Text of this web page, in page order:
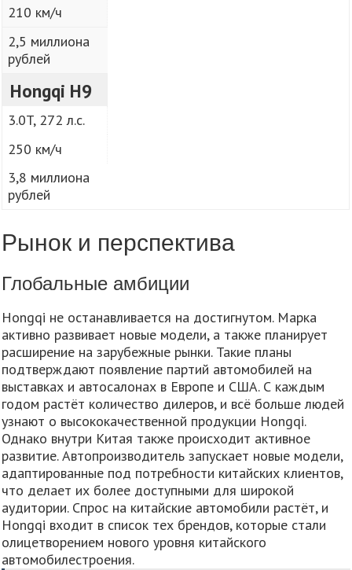
210 км/ч
2,5 миллиона
рублей
Hongqi H9
3.0T, 272 л.с.
250 км/ч
3,8 миллиона
рублей
Рынок и перспектива
Глобальные амбиции
Hongqi не останавливается на достигнутом. Марка
активно развивает новые модели, а также планирует
расширение на зарубежные рынки. Такие планы
подтверждают появление партий автомобилей на
выставках и автосалонах в Европе и США. С каждым
годом растёт количество дилеров, и всё больше людей
узнают о высококачественной продукции Hongqi.
Однако внутри Китая также происходит активное
развитие. Автопроизводитель запускает новые модели,
адаптированные под потребности китайских клиентов,
что делает их более доступными для широкой
аудитории. Спрос на китайские автомобили растёт, и
Hongqi входит в список тех брендов, которые стали
олицетворением нового уровня китайского
автомобилестроения.